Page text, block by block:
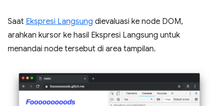
Saat Ekspresi Langsung dievaluasi ke node DOM,
arahkan kursor ke hasil Ekspresi Langsung untuk
menandai node tersebut di area tampilan.